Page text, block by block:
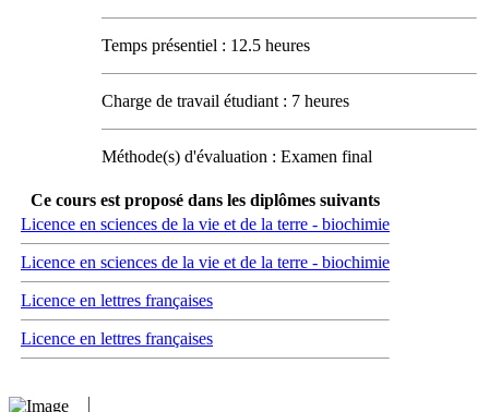
Temps présentiel : 12.5 heures
Charge de travail étudiant : 7 heures
Méthode(s) d'évaluation : Examen final
Ce cours est proposé dans les diplômes suivants
Licence en sciences de la vie et de la terre - biochimie
Licence en sciences de la vie et de la terre - biochimie
Licence en lettres françaises
Licence en lettres françaises